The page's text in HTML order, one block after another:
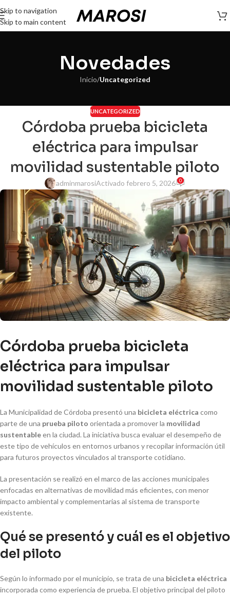
Skip to navigation
Skip to main content
Novedades
Inicio/Uncategorized
UNCATEGORIZED
Córdoba prueba bicicleta
eléctrica para impulsar
movilidad sustentable piloto
adminmarosiActivado febrero 5, 2026 0
Córdoba prueba bicicleta
eléctrica para impulsar
movilidad sustentable piloto
La Municipalidad de Córdoba presentó una bicicleta eléctrica como
parte de una prueba piloto orientada a promover la movilidad
sustentableen la ciudad. La iniciativa busca evaluar el desempeño de
este tipo de vehículos en entornos urbanos y recopilar información útil
para futuros proyectos vinculados al transporte cotidiano.
La presentación se realizó en el marco de las acciones municipales
enfocadas en alternativas de movilidad más eficientes, con menor
impacto ambiental y complementarias al sistema de transporte
existente.
Qué se presentó y cuál es el objetivo
del piloto
Según lo informado por el municipio, se trata de una bicicleta eléctrica
incorporada como experiencia de prueba. El objetivo principal del piloto